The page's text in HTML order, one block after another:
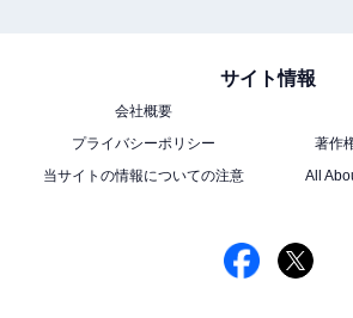
サイト情報
会社概要
プライバシーポリシー
著作
当サイトの情報についての注意
All